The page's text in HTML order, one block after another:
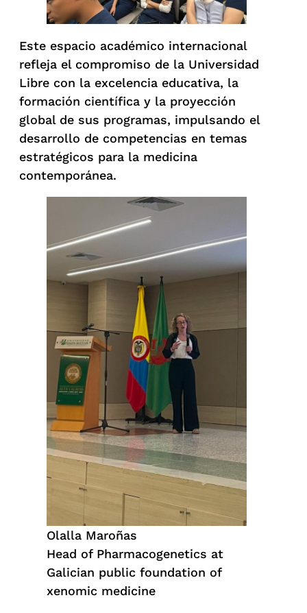
Este espacio académico internacional
refleja el compromiso de la Universidad
Libre con la excelencia educativa, la
formación científica y la proyección
global de sus programas, impulsando el
desarrollo de competencias en temas
estratégicos para la medicina
contemporánea.
Olalla Maroñas
Head of Pharmacogenetics at
Galician public foundation of
xenomic medicine